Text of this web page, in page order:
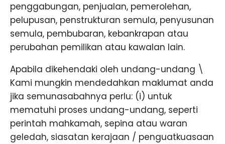
penggabungan, penjualan, pemerolehan,
pelupusan, penstrukturan semula, penyusunan
semula, pembubaran, kebankrapan atau
perubahan pemilikan atau kawalan lain.
Apabila dikehendaki oleh undang-undang \
Kami mungkin mendedahkan maklumat anda
jika semunasabahnya perlu: (i) untuk
mematuhi proses undang-undang, seperti
perintah mahkamah, sepina atau waran
geledah, siasatan kerajaan / penguatkuasaan